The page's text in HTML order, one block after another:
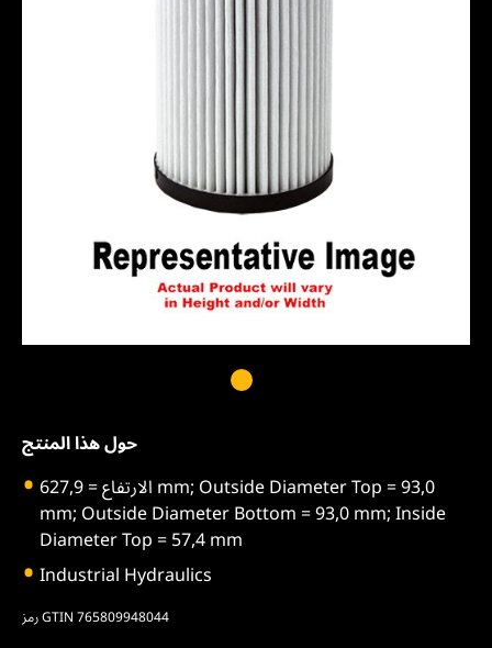
حول هذا المنتج
الارتفاع = 627,9 mm; Outside Diameter Top = 93,0
mm; Outside Diameter Bottom = 93,0 mm; Inside
Diameter Top = 57,4 mm
Industrial Hydraulics
رمز GTIN 765809948044